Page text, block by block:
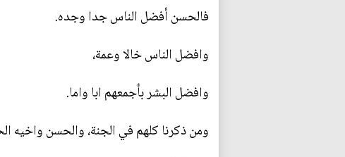
فالحسن أفضل الناس جدا وجده.
وافضل الناس خالا وعمة،
وافضل البشر بأجمعهم ابا واما.
ومن ذكرنا كلهم في الجنة، والحسن واخيه